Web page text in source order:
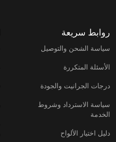
روابط سريعة
سياسة الشحن والتوصيل
الأسئلة المتكررة
درجات الجرانيت والجودة
سياسة الاسترداد وشروط
الخدمة
دليل اختيار الألواح